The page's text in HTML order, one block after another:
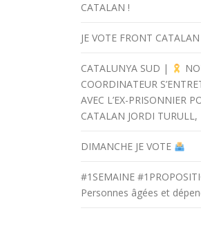
CATALAN !
JE VOTE FRONT CATALAN
CATALUNYA SUD |
COORDINATEUR
AVEC L’EX-PRISONNIER
CATALAN JORDI TURULL,
DIMANCHE JE VOTE
#1SEMAINE
Personnes âgées et